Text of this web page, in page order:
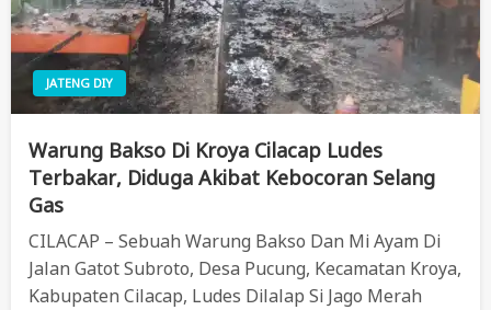
JATENG DIY
Warung Bakso Di Kroya Cilacap Ludes
Terbakar, Diduga Akibat Kebocoran Selang
Gas
CILACAP – Sebuah Warung Bakso Dan Mi Ayam Di
Jalan Gatot Subroto, Desa Pucung, Kecamatan Kroya,
Kabupaten Cilacap, Ludes Dilalap Si Jago Merah